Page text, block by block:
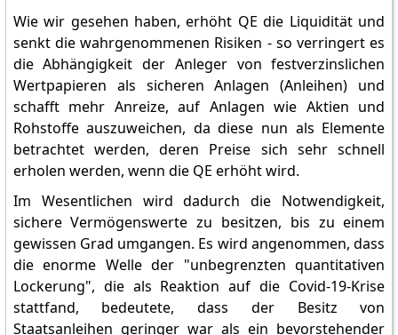
Wie wir gesehen haben, erhöht QE die Liquidität und
senkt die wahrgenommenen Risiken - so verringert es
die Abhängigkeit der Anleger von festverzinslichen
Wertpapieren als sicheren Anlagen (Anleihen) und
schafft mehr Anreize, auf Anlagen wie Aktien und
Rohstoffe auszuweichen, da diese nun als Elemente
betrachtet werden, deren Preise sich sehr schnell
erholen werden, wenn die QE erhöht wird.
Im Wesentlichen wird dadurch die Notwendigkeit,
sichere Vermögenswerte zu besitzen, bis zu einem
gewissen Grad umgangen. Es wird angenommen, dass
die enorme Welle der "unbegrenzten quantitativen
Lockerung", die als Reaktion auf die Covid-19-Krise
stattfand, bedeutete, dass der Besitz von
Staatsanleihen geringer war als ein bevorstehender